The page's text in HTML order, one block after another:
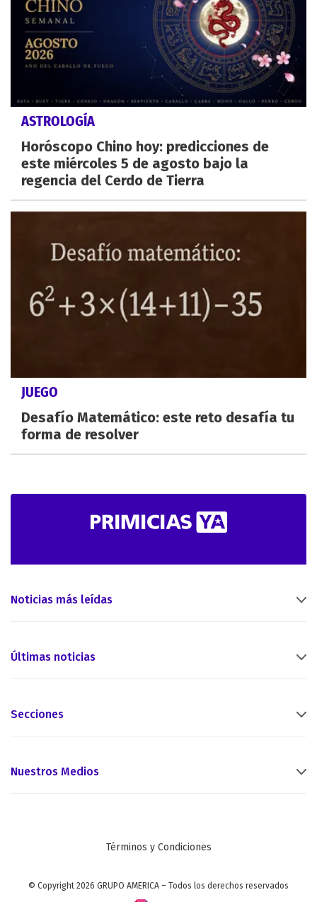
ASTROLOGÍA
Horóscopo Chino hoy: predicciones de
este miércoles 5 de agosto bajo la
regencia del Cerdo de Tierra
JUEGO
Desafío Matemático: este reto desafía tu
forma de resolver
Noticias más leídas
Últimas noticias
Secciones
Nuestros Medios
Términos y Condiciones
© Copyright 2026 GRUPO AMERICA – Todos los derechos reservados